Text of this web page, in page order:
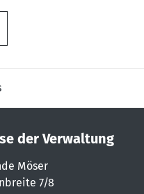
der Verwaltung
Möser
7/8